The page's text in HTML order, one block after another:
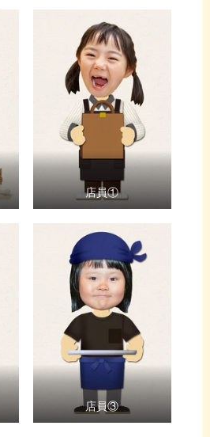
店員①
店員③